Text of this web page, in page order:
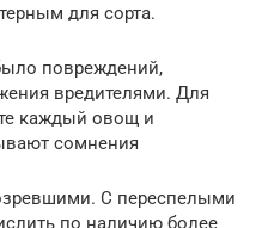
для сорта.
повреждений,
вредителями. Для
каждый овощ и
сомнения
С переспелыми
по наличию более